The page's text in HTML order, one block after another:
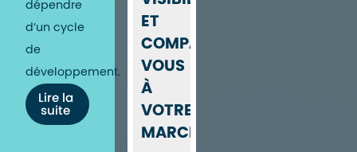
dépendre
d’un cycle
de
développement.
Lire la
suite
ET
COMPAREZ-
VOUS
À
VOTRE
MARCHÉ